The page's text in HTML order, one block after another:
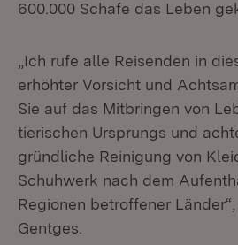
600.000 Schafe das Leben
„Ich rufe alle Reisenden in
erhöhter Vorsicht und
Sie auf das Mitbringen von
tierischen Ursprungs und
gründliche Reinigung von
Schuhwerk nach dem
Regionen betroffener
Gentges.